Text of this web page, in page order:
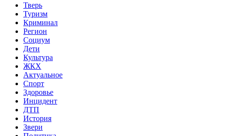
Тверь
Туризм
Криминал
Регион
Социум
Дети
Культура
ЖКХ
Актуальное
Спорт
Здоровье
Инцидент
ДТП
История
Звери